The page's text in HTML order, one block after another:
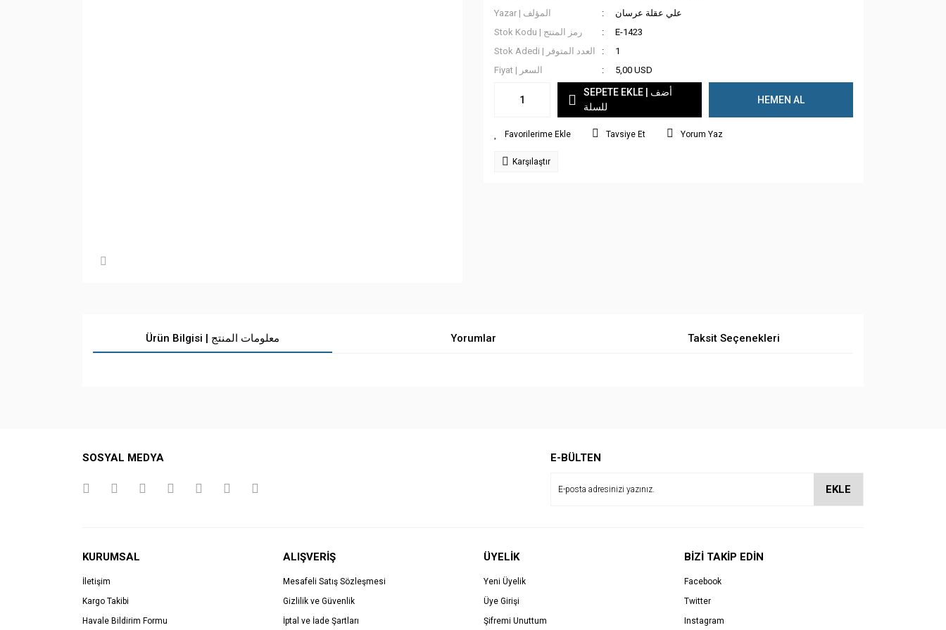
Yazar | المؤلف
علي عقلة عرسان
Stok Kodu | رمز المنتج
E-1423
Stok Adedi | العدد المتوفر
1
Fiyat | السعر
5,00 USD
SEPETE EKLE | أضف
للسلة
HEMEN AL
Tavsiye Et Yorum Yaz
Karşılaştır
Ürün Bilgisi | معلومات المنتج Yorumlar Taksit Seçenekleri
SOSYAL MEDYA E-BÜLTEN
EKLE
KURUMSAL
İletişim
Kargo Takibi
Havale Bildirim Formu
ALIŞVERİŞ
Mesafeli Satış Sözleşmesi
Gizlilik ve Güvenlik
İptal ve İade Şartları
ÜYELİK
Yeni Üyelik
Üye Girişi
Şifremi Unuttum
BİZİ TAKİP EDİN
Facebook
Twitter
Instagram